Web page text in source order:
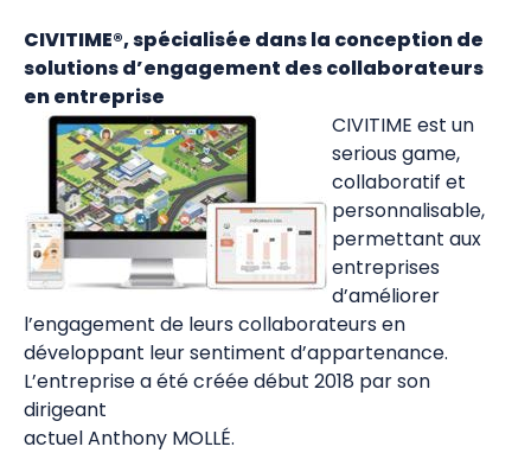
CIVITIME®, spécialisée dans la conception de
solutions d’engagement des collaborateurs
en entreprise
CIVITIME est un
serious game,
collaboratif et
personnalisable,
permettant aux
entreprises
d’améliorer
l’engagement de leurs collaborateurs en
développant leur sentiment d’appartenance.
L’entreprise a été créée début 2018 par son
dirigeant
actuel Anthony MOLLÉ.